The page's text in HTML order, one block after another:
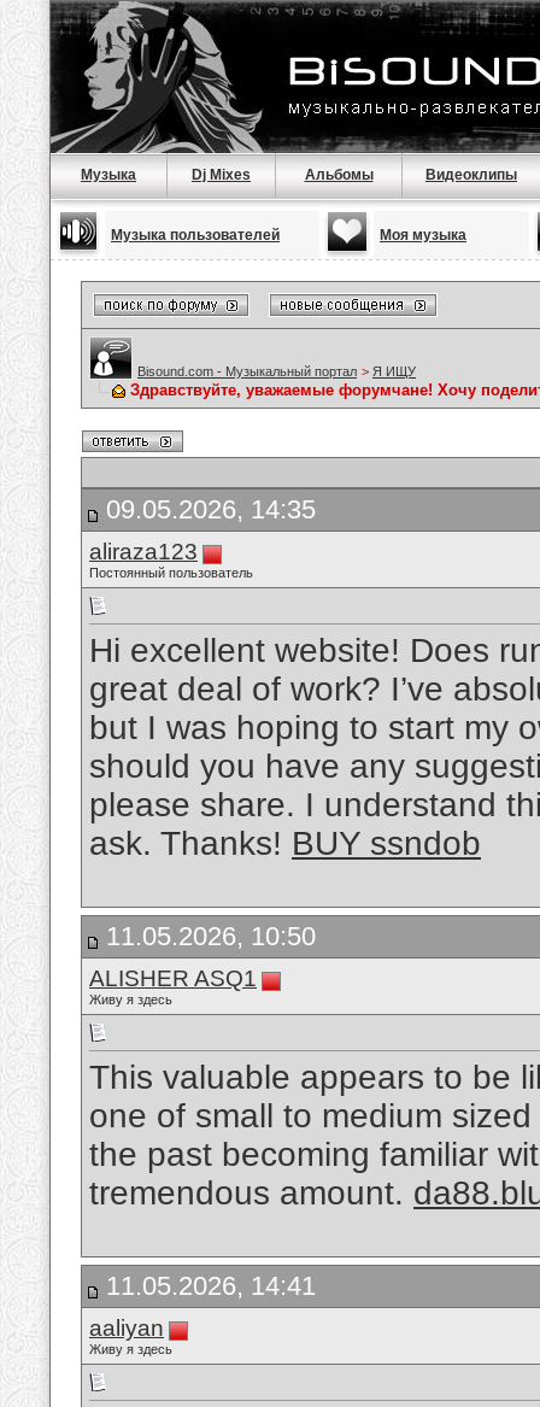
Музыка Dj Mixes Альбомы Видеоклипы
Музыка пользователей Моя музыка
Bisound.com - Музыкальный портал > Я ИЩУ
Здравствуйте, уважаемые форумчане! Хочу
09.05.2026, 14:35
aliraza123
Постоянный пользователь
Hi excellent website! Does
great deal of work? I’ve
but I was hoping to start my
should you have any
please share. I understand
ask. Thanks! BUY ssndob
11.05.2026, 10:50
ALISHER ASQ1
Живу я здесь
This valuable appears to be
one of small to medium
the past becoming familiar
tremendous amount.
11.05.2026, 14:41
aaliyan
Живу я здесь